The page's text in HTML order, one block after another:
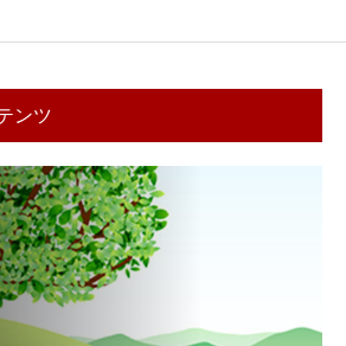
ンツ